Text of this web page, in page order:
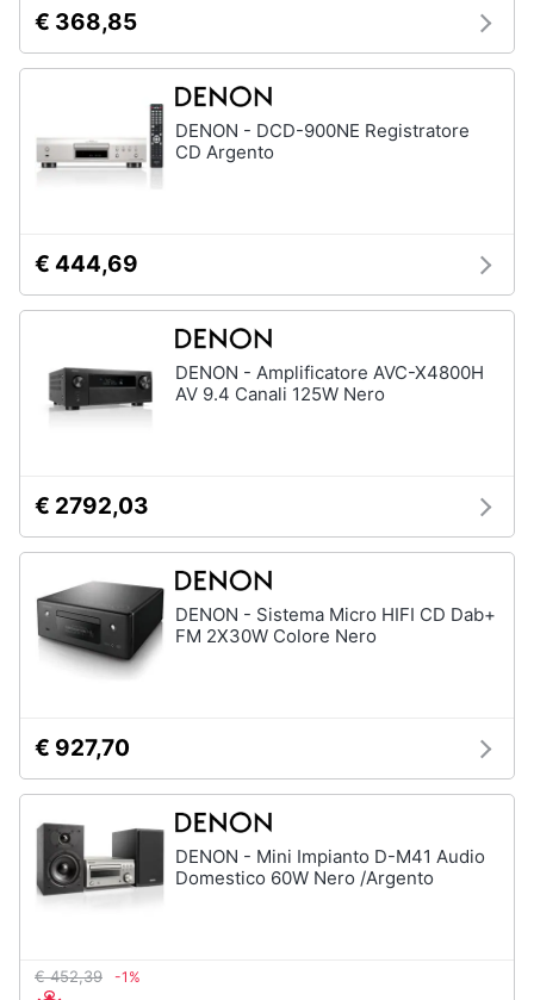
Sport
Animali
Motori
dvd
e
ricorrenze
Servizi
Assistenza
clienti
€ 368,85
DENON - DCD-900NE Registratore
CD Argento
€ 444,69
DENON - Amplificatore AVC-X4800H
AV 9.4 Canali 125W Nero
€ 2792,03
DENON - Sistema Micro HIFI CD Dab+
FM 2X30W Colore Nero
€ 927,70
DENON - Mini Impianto D-M41 Audio
Domestico 60W Nero /Argento
€ 452,39 -1%